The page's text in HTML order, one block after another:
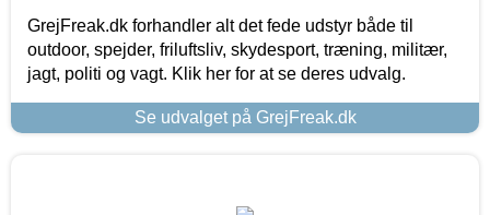
GrejFreak.dk forhandler alt det fede udstyr både til
outdoor, spejder, friluftsliv, skydesport, træning, militær,
jagt, politi og vagt. Klik her for at se deres udvalg.
Se udvalget på GrejFreak.dk